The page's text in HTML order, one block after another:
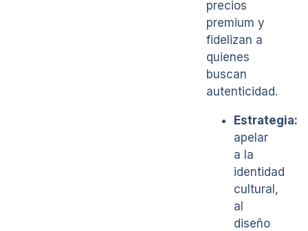
precios
premium y
fidelizan a
quienes
buscan
autenticidad.
Estrategia:
apelar
a la
identidad
cultural,
al
diseño